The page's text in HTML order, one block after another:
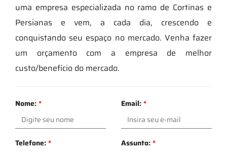
uma empresa especializada no ramo de Cortinas e
Persianas e vem, a cada dia, crescendo e
conquistando seu espaço no mercado. Venha fazer
um orçamento com a empresa de melhor
custo/benefício do mercado.
Nome:* Email:*
Telefone:* Assunto:*